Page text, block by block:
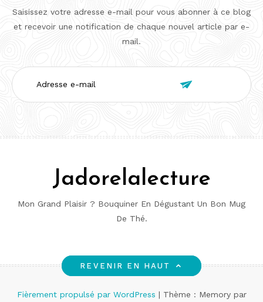
Saisissez votre adresse e-mail pour vous abonner à ce blog
et recevoir une notification de chaque nouvel article par e-
mail.
Adresse
e-
mail

Jadorelalecture
Mon Grand Plaisir ? Bouquiner En Dégustant Un Bon Mug
De Thé.
REVENIR EN HAUT
Fièrement propulsé par WordPress | Thème : Memory par